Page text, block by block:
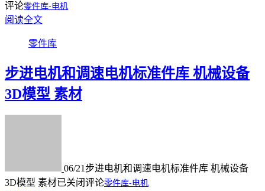
评论零件库-电机
阅读全文
零件库
步进电机和调速电机标准件库 机械设备
3D模型 素材
06/21 步进电机和调速电机标准件库 机械设备
3D模型 素材已关闭评论零件库-电机